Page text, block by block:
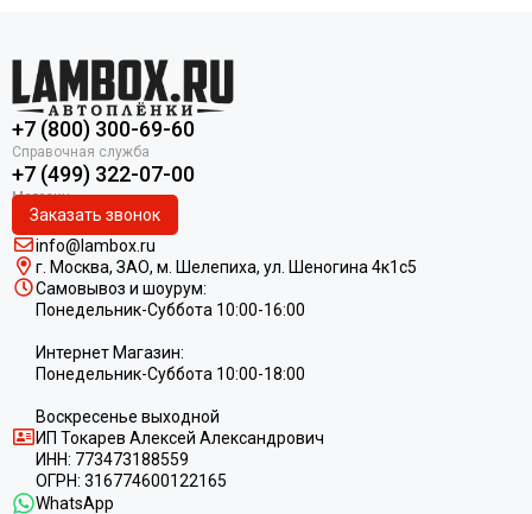
+7 (800) 300-69-60
+7 (499) 322-07-00
Заказать звонок
info@lambox.ru
г. Москва, ЗАО, м. Шелепиха, ул. Шеногина 4к1c5
Самовывоз и шоурум:
Понедельник-Суббота 10:00-16:00
Интернет Магазин:
Понедельник-Суббота 10:00-18:00
Воскресенье выходной
ИП Токарев Алексей Александрович
ИНН: 773473188559
ОГРН: 316774600122165
WhatsApp